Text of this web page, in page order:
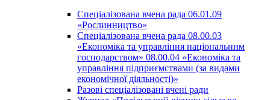
Спеціалізована вчена рада 06.01.09
«Рослинництво»
Спеціалізована вчена рада 08.00.03
«Економіка та управління національним
господарством» 08.00.04 «Економіка та
управління підприємствами (за видами
економічної діяльності)»
Разові спеціалізовані вчені ради